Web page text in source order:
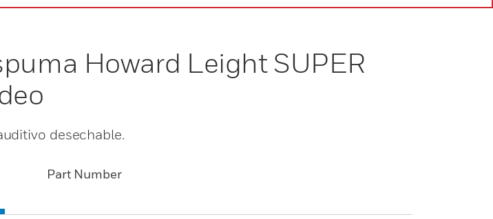
Howard Leight SUPER
desechable.
Part Number